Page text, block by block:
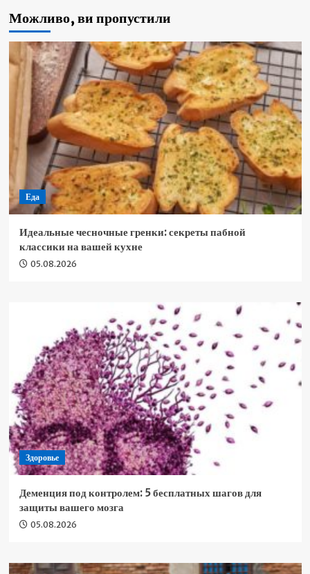
Можливо, ви пропустили
Еда
Идеальные чесночные гренки: секреты пабной
классики на вашей кухне
05.08.2026
Здоровье
Деменция под контролем: 5 бесплатных шагов для
защиты вашего мозга
05.08.2026